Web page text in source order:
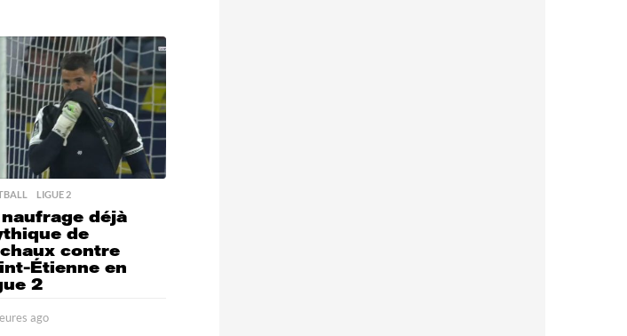
e
u
r
e
s
g
,LIGUE 2
naufrage déjà
de
contre
Étienne en
2
ago1